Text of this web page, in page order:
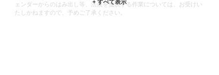
ェンダーからのはみ出し等、法規を逸脱する作業については、お受けい
たしかねますので、予めご了承ください。